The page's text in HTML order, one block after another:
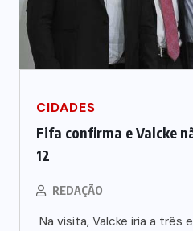
CIDADES
Fifa confirma e Valcke
12
REDAÇÃO
Na visita, Valcke iria a três